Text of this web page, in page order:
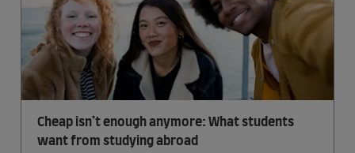
Cheap isn’t enough anymore: What students
want from studying abroad